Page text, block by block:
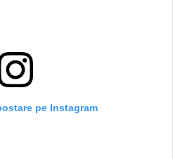
pe Instagram